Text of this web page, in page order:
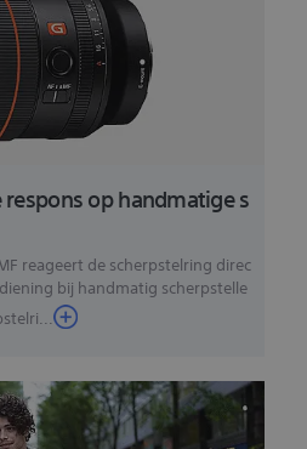
op handmatige s
reageert de scherpstelring direc
bij handmatig scherpstelle